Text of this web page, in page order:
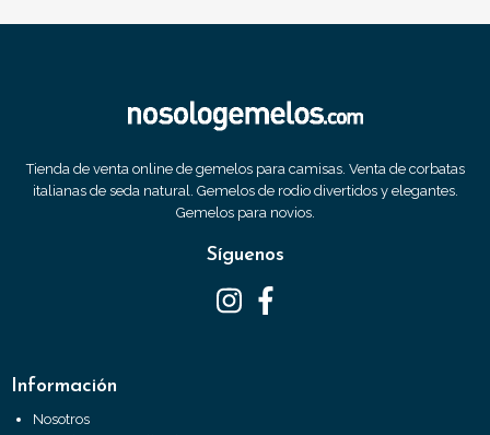
Tienda de venta online de gemelos para camisas. Venta de corbatas
italianas de seda natural. Gemelos de rodio divertidos y elegantes.
Gemelos para novios.
Síguenos
Información
Nosotros